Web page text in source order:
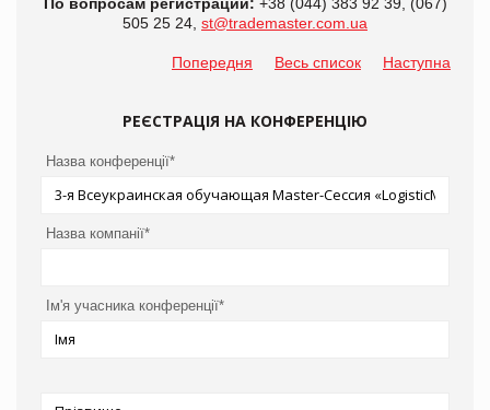
505 25 24, st@trademaster.com.ua
Попередня Весь список Наступна
РЕЄСТРАЦІЯ НА КОНФЕРЕНЦІЮ
Назва конференції*
Назва компанії*
Ім'я учасника конференції*